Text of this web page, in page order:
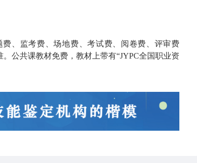
、监考费、场地费、考试费、阅卷费、评审费
公共课教材免费，教材上带有“JYPC全国职业资